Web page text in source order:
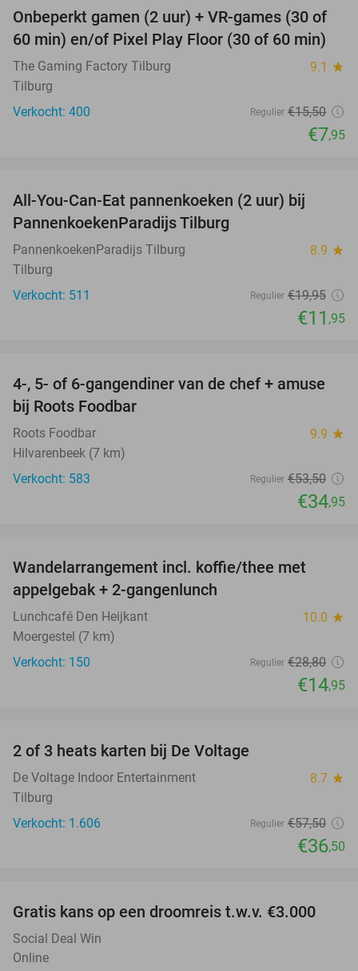
49%
Onbeperkt gamen (2 uur) + VR-games (30 of
60 min) en/of Pixel Play Floor (30 of 60 min)
The Gaming Factory Tilburg 9.1 star
Tilburg
Verkocht: 400
Regulier €15,50
€7,95
All-You-Can-Eat pannenkoeken (2 uur) bij
PannenkoekenParadijs Tilburg
PannenkoekenParadijs Tilburg 8.9 star
Tilburg
Verkocht: 511
Regulier €19,95
€11 ,95
35%
4-, 5- of 6-gangendiner van de chef + amuse
bij Roots Foodbar
Roots Foodbar 9.9 star
Hilvarenbeek (7 km)
Verkocht: 583
Regulier €53,50
€34,95
Wandelarrangement incl. koffie/thee met
appelgebak + 2-gangenlunch
Lunchcafé Den Heijkant 10.0 star
Moergestel (7 km)
Verkocht: 150
Regulier €28,80
€14,95
2 of 3 heats karten bij De Voltage
De Voltage Indoor Entertainment 8.7 star
Tilburg
Verkocht: 1.606
Regulier €57,50
€36,50
Gratis kans op een droomreis t.w.v. €3.000
Social Deal Win
Online